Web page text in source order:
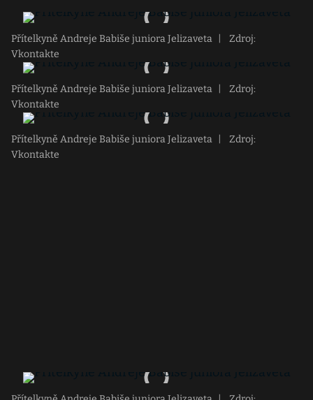
Přítelkyně Andreje Babiše juniora Jelizaveta
Zdroj:
Vkontakte
Přítelkyně Andreje Babiše juniora Jelizaveta
Zdroj:
Vkontakte
Přítelkyně Andreje Babiše juniora Jelizaveta
Zdroj:
Vkontakte